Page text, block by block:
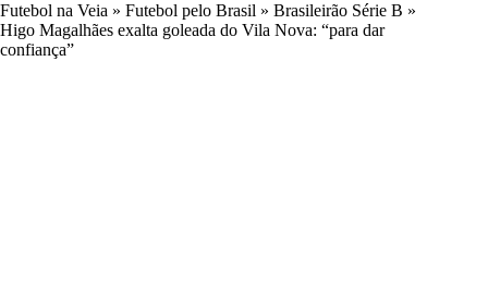
Futebol na Veia » Futebol pelo Brasil » Brasileirão Série B »
Higo Magalhães exalta goleada do Vila Nova: “para dar
confiança”